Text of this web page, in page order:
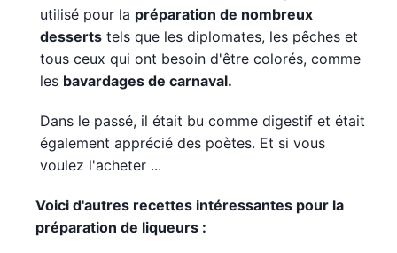
utilisé pour la préparation de nombreux
desserts tels que les diplomates, les pêches et
tous ceux qui ont besoin d'être colorés, comme
les bavardages de carnaval.
Dans le passé, il était bu comme digestif et était
également apprécié des poètes. Et si vous
voulez l'acheter ...
Voici d'autres recettes intéressantes pour la
préparation de liqueurs :